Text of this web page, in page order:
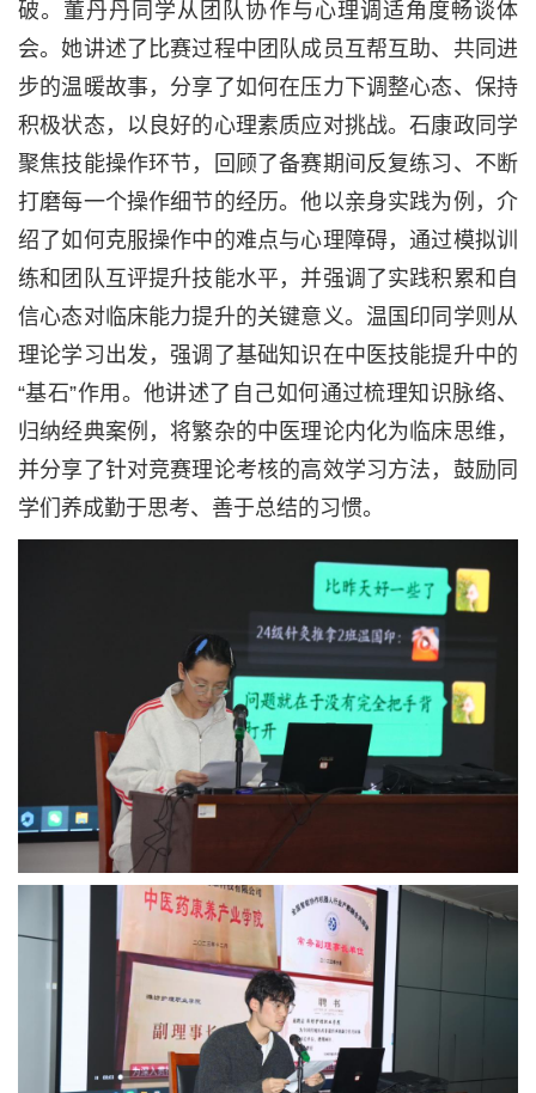
破。董丹丹同学从团队协作与心理调适角度畅谈体
会。她讲述了比赛过程中团队成员互帮互助、共同进
步的温暖故事，分享了如何在压力下调整心态、保持
积极状态，以良好的心理素质应对挑战。石康政同学
聚焦技能操作环节，回顾了备赛期间反复练习、不断
打磨每一个操作细节的经历。他以亲身实践为例，介
绍了如何克服操作中的难点与心理障碍，通过模拟训
练和团队互评提升技能水平，并强调了实践积累和自
信心态对临床能力提升的关键意义。温国印同学则从
理论学习出发，强调了基础知识在中医技能提升中的
“基石”作用。他讲述了自己如何通过梳理知识脉络、
归纳经典案例，将繁杂的中医理论内化为临床思维，
并分享了针对竞赛理论考核的高效学习方法，鼓励同
学们养成勤于思考、善于总结的习惯。